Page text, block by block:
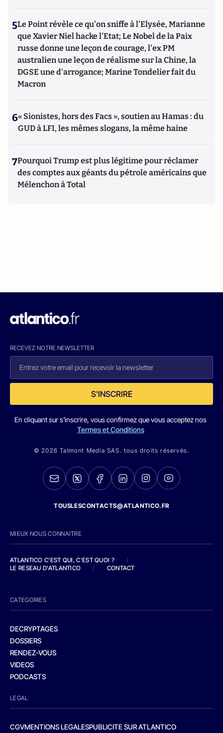
5Le Point révèle ce qu'on sniffe à l'Elysée, Marianne
que Xavier Niel hacke l'Etat; Le Nobel de la Paix
russe donne une leçon de courage, l'ex PM
australien une leçon de réalisme sur la Chine, la
DGSE une d'arrogance; Marine Tondelier fait du
Macron
6« Sionistes, hors des Facs », soutien au Hamas : du
GUD à LFI, les mêmes slogans, la même haine
7Pourquoi Trump est plus légitime pour réclamer
des comptes aux géants du pétrole américains que
Mélenchon à Total
RECEVEZ NOTRE NEWSLETTER
S'INSCRIRE
En cliquant sur s'inscrire, vous confirmez que vous acceptez nos
Termes et Conditions
© 2026 Talmont Media SAS. tous droits réservés.
TOUSLESCONTACTS@ATLANTICO.FR
MIEUX NOUS CONNAITRE
ATLANTICO C'EST QUI, C'EST QUOI ?
/
LE RESEAU D'ATLANTICO
/ CONTACT
CATEGORIES
DECRYPTAGES
DOSSIERS
RENDEZ-VOUS
VIDEOS
PODCASTS
LEGAL
CGVMENTIONS LEGALESPUBLICITE SUR ATLANTICO